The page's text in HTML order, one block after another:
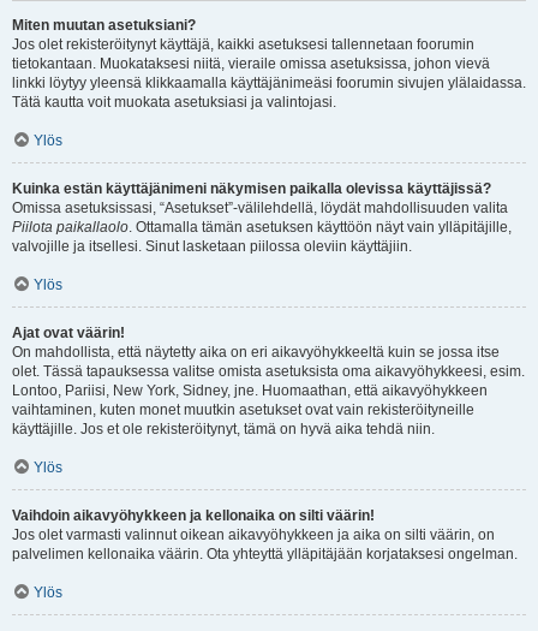
Miten muutan asetuksiani?
Jos olet rekisteröitynyt käyttäjä, kaikki asetuksesi tallennetaan foorumin
tietokantaan. Muokataksesi niitä, vieraile omissa asetuksissa, johon vievä
linkki löytyy yleensä klikkaamalla käyttäjänimeäsi foorumin sivujen ylälaidassa.
Tätä kautta voit muokata asetuksiasi ja valintojasi.
Ylös
Kuinka estän käyttäjänimeni näkymisen paikalla olevissa käyttäjissä?
Omissa asetuksissasi, “Asetukset”-välilehdellä, löydät mahdollisuuden valita
Piilota paikallaolo. Ottamalla tämän asetuksen käyttöön näyt vain ylläpitäjille,
valvojille ja itsellesi. Sinut lasketaan piilossa oleviin käyttäjiin.
Ylös
Ajat ovat väärin!
On mahdollista, että näytetty aika on eri aikavyöhykkeeltä kuin se jossa itse
olet. Tässä tapauksessa valitse omista asetuksista oma aikavyöhykkeesi, esim.
Lontoo, Pariisi, New York, Sidney, jne. Huomaathan, että aikavyöhykkeen
vaihtaminen, kuten monet muutkin asetukset ovat vain rekisteröityneille
käyttäjille. Jos et ole rekisteröitynyt, tämä on hyvä aika tehdä niin.
Ylös
Vaihdoin aikavyöhykkeen ja kellonaika on silti väärin!
Jos olet varmasti valinnut oikean aikavyöhykkeen ja aika on silti väärin, on
palvelimen kellonaika väärin. Ota yhteyttä ylläpitäjään korjataksesi ongelman.
Ylös